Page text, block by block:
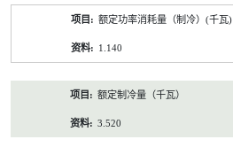
额定功率消耗量（制冷）(千瓦)
1.140
额定制冷量（千瓦）
3.520